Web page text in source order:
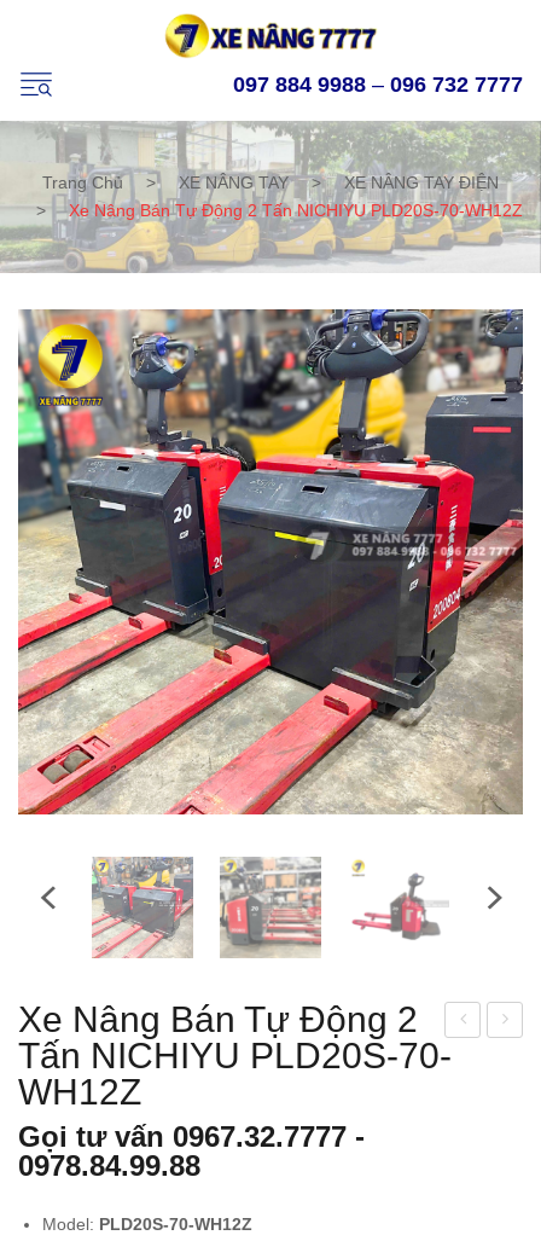
097 884 9988 – 096 732 7777
Trang Chủ > XE NÂNG TAY >
XE NÂNG TAY ĐIỆN
>
Xe Nâng Bán Tự Động 2 Tấn NICHIYU PLD20S-70-WH12Z
Xe Nâng Bán Tự Động 2
Tấn NICHIYU PLD20S-70-
WH12Z
Gọi tư vấn 0967.32.7777 -
0978.84.99.88
Model: PLD20S-70-WH12Z